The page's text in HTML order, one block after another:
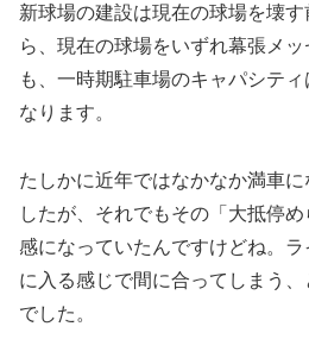
新球場の建設は現在の球場を壊
ら、現在の球場をいずれ幕張メ
も、一時期駐車場のキャパシテ
なります。
たしかに近年ではなかなか満車
したが、それでもその「大抵停
感になっていたんですけどね。
に入る感じで間に合ってしまう
でした。